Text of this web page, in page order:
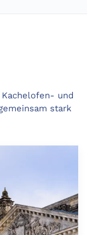
Kachelofen- und
stark